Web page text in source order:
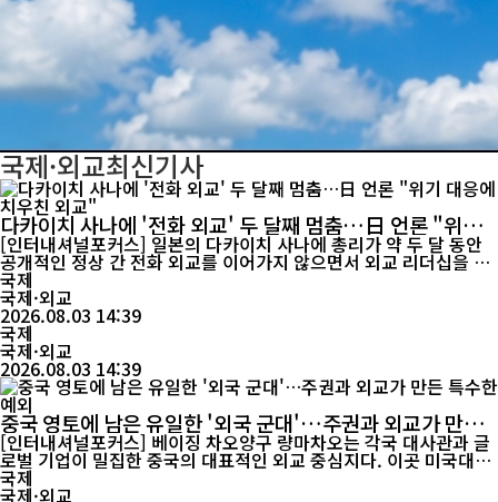
국제·외교최신기사
다카이치 사나에 '전화 외교' 두 달째 멈춤…日 언론 "위기
대응에 치우친 외교"
[인터내셔널포커스] 일본의 다카이치 사나에 총리가 약 두 달 동안
공개적인 정상 간 전화 외교를 이어가지 않으면서 외교 리더십을 둘
러싼 평가가 일본 내에서 제기되고 있다. 일본 언론은 통화 횟수 자
체보다 평상시 신뢰를 쌓는 외교보다 위기 대응에 치우친 소통 방식
이 나타났다는 점에 주목했다. 미·중 전략 경쟁과 북한 핵·미사일 문
제, 중동 정세 불안이 겹친 상황에서 정상 간 상시 소통은 국...
국제
국제·외교
2026.08.03 14:39
국제
국제·외교
2026.08.03 14:39
중국 영토에 남은 유일한 '외국 군대'…주권과 외교가 만든
특수한 예외
[인터내셔널포커스] 베이징 차오양구 량마차오는 각국 대사관과 글
로벌 기업이 밀집한 중국의 대표적인 외교 중심지다. 이곳 미국대사
관 내부에는 수십 년째 외교공관 경비를 담당하는 미국 해병대 경비
부대(Marine Security Guard·MSG)가 근무하고 있다. 일부에서는
국제
국제·외교